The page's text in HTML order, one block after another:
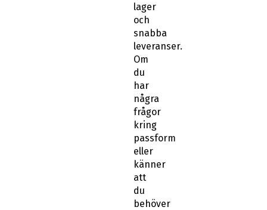
lager
och
snabba
leveranser.
Om
du
har
några
frågor
kring
passform
eller
känner
att
du
behöver